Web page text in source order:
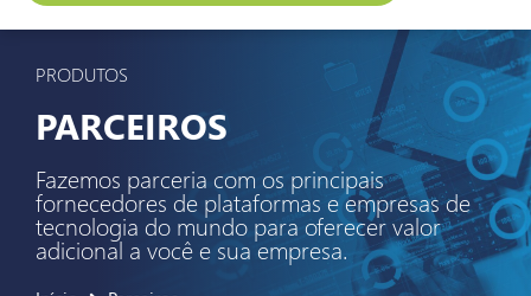
PRODUTOS
PARCEIROS
Fazemos parceria com os principais
fornecedores de plataformas e empresas de
tecnologia do mundo para oferecer valor
adicional a você e sua empresa.